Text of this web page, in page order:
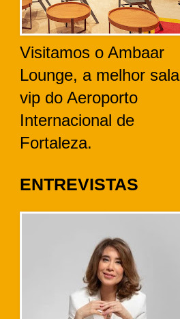
Visitamos o Ambaar
Lounge, a melhor sala
vip do Aeroporto
Internacional de
Fortaleza.
ENTREVISTAS